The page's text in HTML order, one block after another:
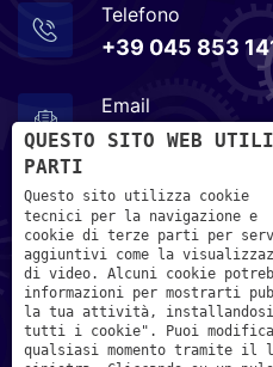
Telefono
+39 045 853
Email
Indirizzo
Via Olmo, n. 26 -
QUESTO SITO WEB
PARTI
Questo sito utilizza cookie
tecnici per la navigazione e
cookie di terze parti per
aggiuntivi come la
di video. Alcuni cookie
informazioni per mostrarti
la tua attività, installandosi
tutti i cookie". Puoi
qualsiasi momento tramite il